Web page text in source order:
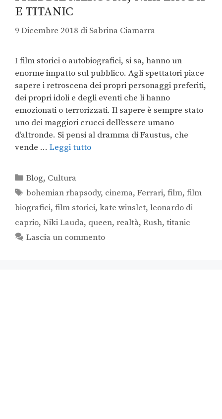
E TITANIC
9 Dicembre 2018 di Sabrina Ciamarra
I film storici o autobiografici, si sa, hanno un
enorme impatto sul pubblico. Agli spettatori piace
sapere i retroscena dei propri personaggi preferiti,
dei propri idoli e degli eventi che li hanno
emozionati o terrorizzati. Il sapere è sempre stato
uno dei maggiori crucci dell’essere umano
d’altronde. Si pensi al dramma di Faustus, che
vende … Leggi tutto
Blog, Cultura
bohemian rhapsody, cinema,Ferrari,film,film
biografici, film storici, kate winslet, leonardo di
caprio, Niki Lauda, queen, realtà, Rush, titanic
Lascia un commento